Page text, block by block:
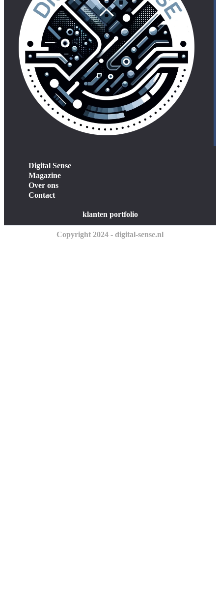
Digital Sense
Magazine
Over ons
Contact
klanten portfolio
Copyright 2024 - digital-sense.nl